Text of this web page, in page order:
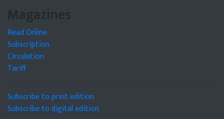
Magazines
Read Online
Subscription
Circulation
Tariff
Subscribe to print edition
Subscribe to digital edition